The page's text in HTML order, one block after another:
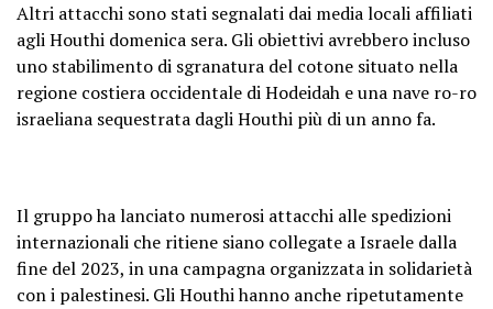
Altri attacchi sono stati segnalati dai media locali affiliati
agli Houthi domenica sera. Gli obiettivi avrebbero incluso
uno stabilimento di sgranatura del cotone situato nella
regione costiera occidentale di Hodeidah e una nave ro-ro
israeliana sequestrata dagli Houthi più di un anno fa.
Il gruppo ha lanciato numerosi attacchi alle spedizioni
internazionali che ritiene siano collegate a Israele dalla
fine del 2023, in una campagna organizzata in solidarietà
con i palestinesi. Gli Houthi hanno anche ripetutamente